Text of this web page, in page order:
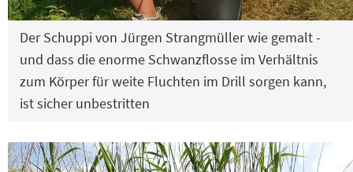
Der Schuppi von Jürgen Strangmüller wie gemalt -
und dass die enorme Schwanzflosse im Verhältnis
zum Körper für weite Fluchten im Drill sorgen kann,
ist sicher unbestritten